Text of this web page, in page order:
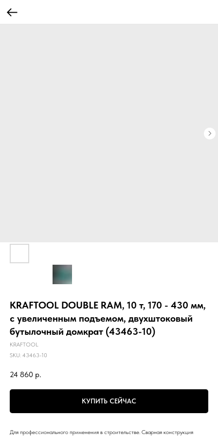
KRAFTOOL DOUBLE RAM, 10 т, 170 - 430 мм,
с увеличенным подъемом, двухштоковый
бутылочный домкрат (43463-10)
KRAFTOOL
SKU: 43463-10
24 860 р.
КУПИТЬ СЕЙЧАС
Для профессионального применения в строительстве. Сварная конструкция